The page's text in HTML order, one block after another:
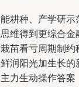
耕种、产学研示
维得到更综合金
苗看亏周期制约
润阳光加生长的
力生动操作答案